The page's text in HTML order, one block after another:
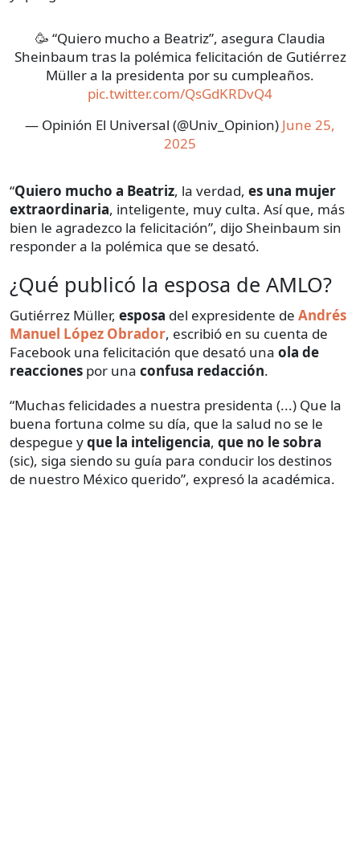
🥳 “Quiero mucho a Beatriz”, asegura Claudia
Sheinbaum tras la polémica felicitación de Gutiérrez
Müller a la presidenta por su cumpleaños.
pic.twitter.com/QsGdKRDvQ4
— Opinión El Universal (@Univ_Opinion) June 25,
2025
“Quiero mucho a Beatriz, la verdad, es una mujer
extraordinaria, inteligente, muy culta. Así que, más
bien le agradezco la felicitación”, dijo Sheinbaum sin
responder a la polémica que se desató.
¿Qué publicó la esposa de AMLO?
Gutiérrez Müller, esposa del expresidente de Andrés
Manuel López Obrador, escribió en su cuenta de
Facebook una felicitación que desató una ola de
reacciones por una confusa redacción.
“Muchas felicidades a nuestra presidenta (...) Que la
buena fortuna colme su día, que la salud no se le
despegue yque la inteligencia, que no le sobra
(sic), siga siendo su guía para conducir los destinos
de nuestro México querido”, expresó la académica.